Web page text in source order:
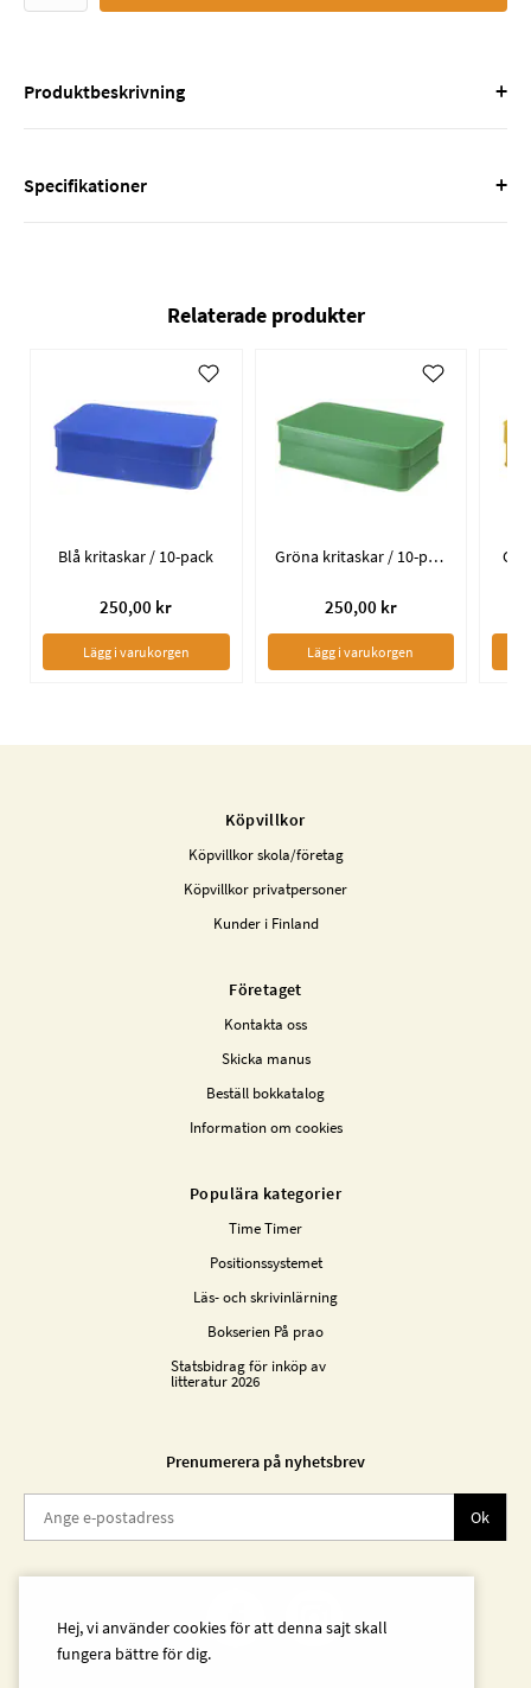
Produktbeskrivning +
Specifikationer +
Relaterade produkter
Blå kritaskar / 10-pack
250,00 kr
Lägg i varukorgen
Gröna kritaskar / 10-pack
250,00 kr
Lägg i varukorgen
Köpvillkor
Köpvillkor skola/företag
Köpvillkor privatpersoner
Kunder i Finland
Företaget
Kontakta oss
Skicka manus
Beställ bokkatalog
Information om cookies
Populära kategorier
Time Timer
Positionssystemet
Läs- och skrivinlärning
Bokserien På prao
Statsbidrag för inköp av
litteratur 2026
Prenumerera på nyhetsbrev
Ok
Hej, vi använder cookies för att denna sajt skall
fungera bättre för dig.